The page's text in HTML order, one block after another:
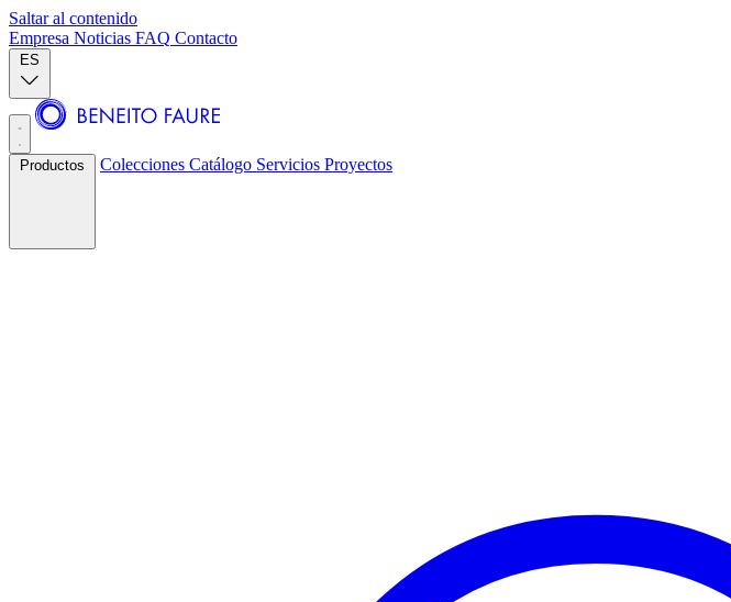
Saltar al contenido
Empresa Noticias FAQ Contacto
ES
Productos Colecciones Catálogo Servicios Proyectos